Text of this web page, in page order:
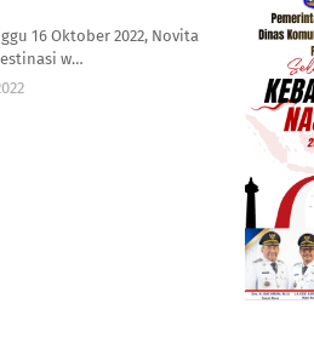
16 Oktober 2022, Novita
w…